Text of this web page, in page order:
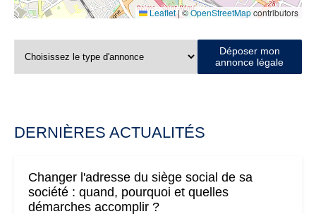
Leaflet|©OpenStreetMapcontributors
Déposer mon
annonce légale
DERNIÈRES ACTUALITÉS
Changer l'adresse du siège social de sa
société : quand, pourquoi et quelles
démarches accomplir ?